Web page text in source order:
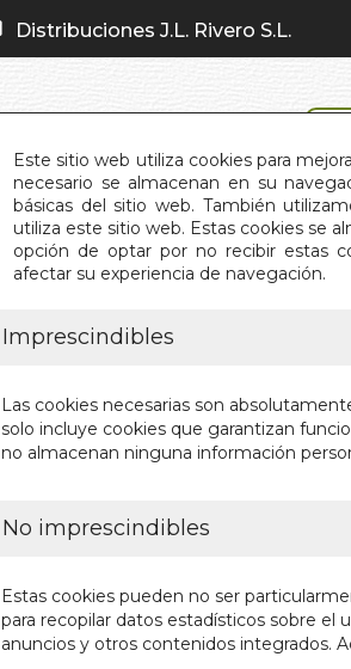
Este sitio web utiliza cookies para
necesario se almacenan en su
básicas del sitio web. También
utiliza este sitio web. Estas cookies se
opción de optar por no recibir estas
afectar su experiencia de navegación.
Imprescindibles
Las cookies necesarias son
solo incluye cookies que garantizan
no almacenan ninguna información
No imprescindibles
Estas cookies pueden no ser
para recopilar datos estadísticos sobre el
anuncios y otros contenidos integrados.
Distribuciones J.L. Rivero S.L.
INICIO